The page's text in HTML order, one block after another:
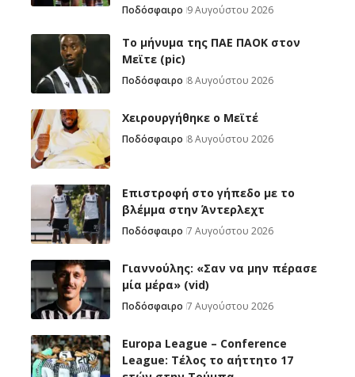
Ποδόσφαιρο 9 Αυγούστου 2026
Το μήνυμα της ΠΑΕ ΠΑΟΚ στον
Μεϊτε (pic)
Ποδόσφαιρο 8 Αυγούστου 2026
Χειρουργήθηκε ο Μεϊτέ
Ποδόσφαιρο 8 Αυγούστου 2026
Επιστροφή στο γήπεδο με το
βλέμμα στην Άντερλεχτ
Ποδόσφαιρο 7 Αυγούστου 2026
Γιαννούλης: «Σαν να μην πέρασε
μία μέρα» (vid)
Ποδόσφαιρο 7 Αυγούστου 2026
Europa League – Conference
League: Τέλος το αήττητο 17